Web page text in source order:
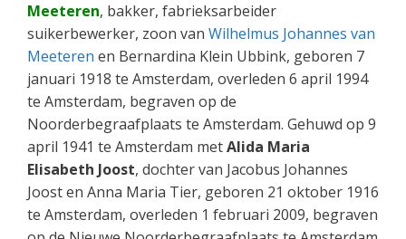
Meeteren, bakker, fabrieksarbeider
suikerbewerker, zoon van Wilhelmus Johannes van
Meeteren en Bernardina Klein Ubbink, geboren 7
januari 1918 te Amsterdam, overleden 6 april 1994
te Amsterdam, begraven op de
Noorderbegraafplaats te Amsterdam. Gehuwd op 9
april 1941 te Amsterdam metAlida Maria
Elisabeth Joost, dochter van Jacobus Johannes
Joost en Anna Maria Tier, geboren 21 oktober 1916
te Amsterdam, overleden 1 februari 2009, begraven